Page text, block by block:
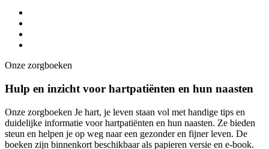
Onze zorgboeken
Hulp en inzicht voor hartpatiënten en hun naasten
Onze zorgboeken Je hart, je leven staan vol met handige tips en
duidelijke informatie voor hartpatiënten en hun naasten. Ze bieden
steun en helpen je op weg naar een gezonder en fijner leven. De
boeken zijn binnenkort beschikbaar als papieren versie en e-book.